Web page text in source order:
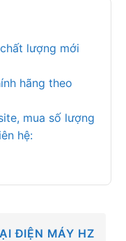
lượng mới
hãng theo
mua số lượng
hệ:
ĐIỆN MÁY HZ